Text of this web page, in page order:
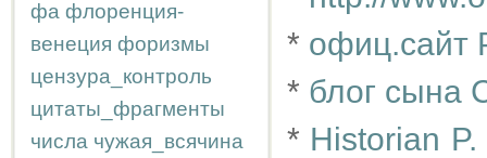
фа флоренция-
венеция форизмы
цензура_контроль
цитаты_фрагменты
числа чужая_всячина
* офиц.сайт
* блог сына
* Historian